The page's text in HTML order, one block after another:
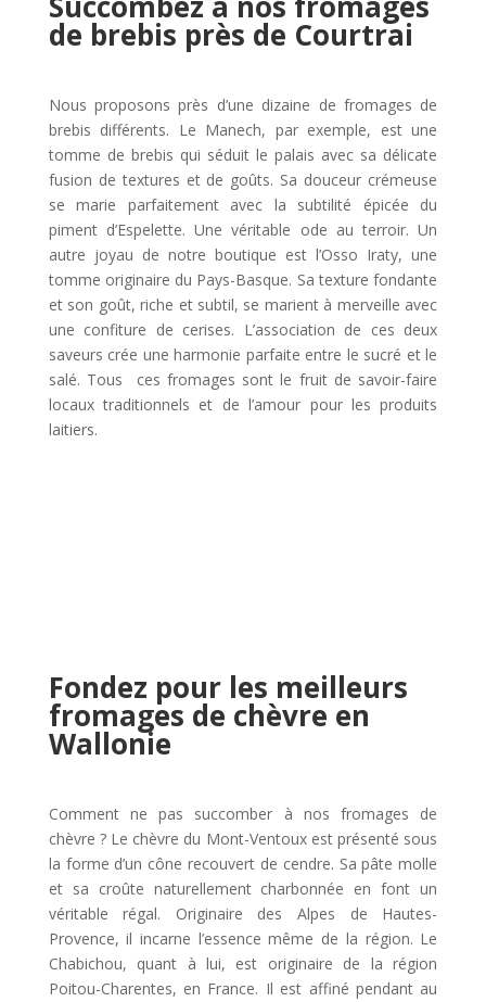
de brebis près de Courtrai
Nous proposons près d’une dizaine de fromages de
brebis différents. Le Manech, par exemple, est une
tomme de brebis qui séduit le palais avec sa délicate
fusion de textures et de goûts. Sa douceur crémeuse
se marie parfaitement avec la subtilité épicée du
piment d’Espelette. Une véritable ode au terroir. Un
autre joyau de notre boutique est l’Osso Iraty, une
tomme originaire du Pays-Basque. Sa texture fondante
et son goût, riche et subtil, se marient à merveille avec
une confiture de cerises. L’association de ces deux
saveurs crée une harmonie parfaite entre le sucré et le
salé. Tous ces fromages sont le fruit de savoir-faire
locaux traditionnels et de l’amour pour les produits
laitiers.
Fondez pour les meilleurs
fromages de chèvre en
Wallonie
Comment ne pas succomber à nos fromages de
chèvre ? Le chèvre du Mont-Ventoux est présenté sous
la forme d’un cône recouvert de cendre. Sa pâte molle
et sa croûte naturellement charbonnée en font un
véritable régal. Originaire des Alpes de Hautes-
Provence, il incarne l’essence même de la région. Le
Chabichou, quant à lui, est originaire de la région
Poitou-Charentes, en France. Il est affiné pendant au